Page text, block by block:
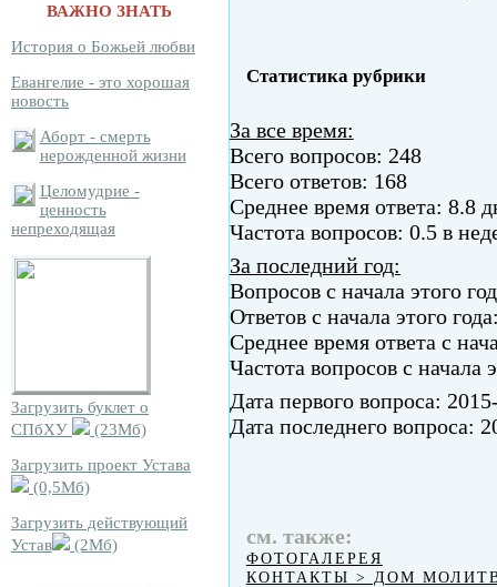
ВАЖНО ЗНАТЬ
История о Божьей любви
Евангелие - это хорошая
новость
Аборт - смерть
нерожденной жизни
Целомудрие -
ценность
непреходящая
Загрузить буклет о
СПбХУ
(23Мб)
Загрузить проект Устава
(0,5Мб)
Загрузить действующий
Устав
(2Мб)
Статистика рубрики
За все время:
Всего вопросов: 248
Всего ответов: 168
Среднее время ответа: 8.8
Частота вопросов: 0.5 в
За последний год:
Вопросов с начала этого
Ответов с начала этого
Среднее время ответа с
Частота вопросов с начала
Дата первого вопроса:
Дата последнего вопроса:
см. также:
ФОТОГАЛЕРЕЯ
КОНТАКТЫ > ДОМ